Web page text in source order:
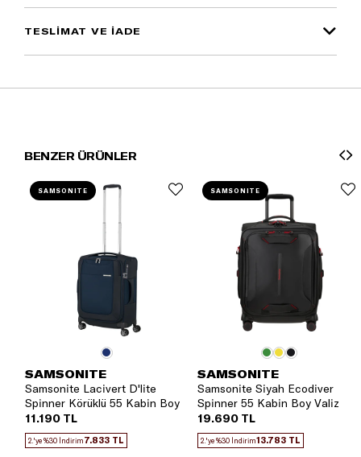
TESLİMAT VE İADE
BENZER ÜRÜNLER
SAMSONITE
Samsonite Lacivert D'lite
Spinner Körüklü 55 Kabin Boy
Valiz
11.190 TL
2.'ye %30 İndirim7.833 TL
SAMSONITE
SAMSONITE
Samsonite Siyah Ecodiver
Spinner 55 Kabin Boy Valiz
19.690 TL
2.'ye %30 İndirim13.783 TL
SAMSONITE